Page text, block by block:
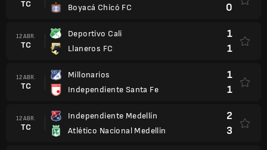
TC
Boyacá Chicó FC
0
12 ABR.
TC
Deportivo Cali
Llaneros FC
1
1
12 ABR.
TC
Millonarios
Independiente Santa Fe
1
1
12 ABR.
TC
Independiente Medellín
Atlético Nacional Medellin
2
3